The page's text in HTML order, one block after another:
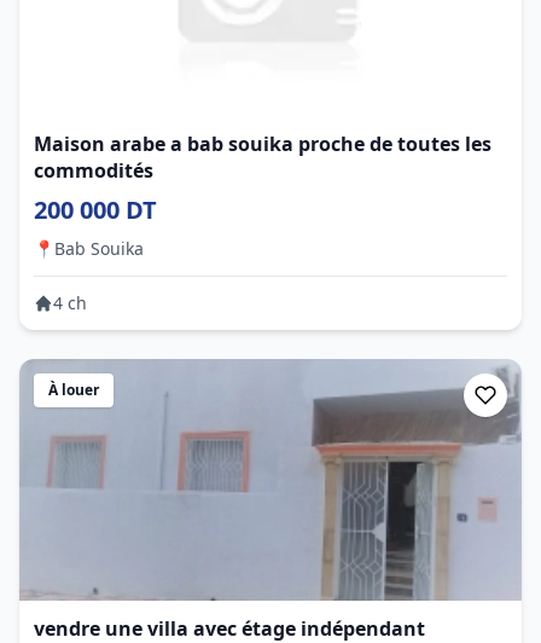
Maison arabe a bab souika proche de toutes les
commodités
200 000 DT
📍 Bab Souika
4 ch
À louer
vendre une villa avec étage indépendant